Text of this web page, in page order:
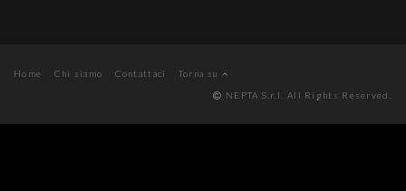
Home Chi siamo Contattaci
Torna su
NEPTA S.r.l. All Rights Reserved.